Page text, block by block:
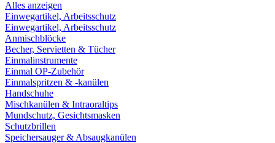
Alles anzeigen
Einwegartikel, Arbeitsschutz
Einwegartikel, Arbeitsschutz
Anmischblöcke
Becher, Servietten & Tücher
Einmalinstrumente
Einmal OP-Zubehör
Einmalspritzen & -kanülen
Handschuhe
Mischkanülen & Intraoraltips
Mundschutz, Gesichtsmasken
Schutzbrillen
Speichersauger & Absaugkanülen